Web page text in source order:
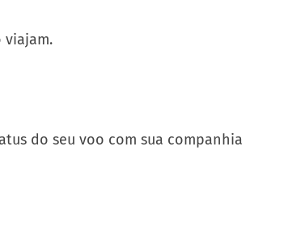
viajam.
do seu voo com sua companhia